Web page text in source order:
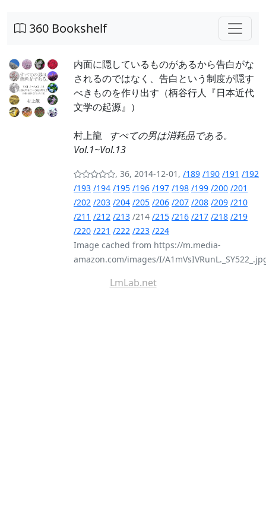
360 Bookshelf
内面に隠しているものがあるから告白がな
されるのではなく、告白という制度が隠す
べきものを作り出す（柄谷行人『日本近代
文学の起源』）
村上龍 すべての男は消耗品である。
Vol.1~Vol.13
, 36, 2014-12-01, /189 /190 /191 /192
/193 /194 /195 /196 /197 /198 /199 /200 /201
/202 /203 /204 /205 /206 /207 /208 /209 /210
/211 /212 /213 /214 /215 /216 /217 /218 /219
/220 /221 /222 /223 /224
Image cached from https://m.media-
amazon.com/images/I/
LmLab.net